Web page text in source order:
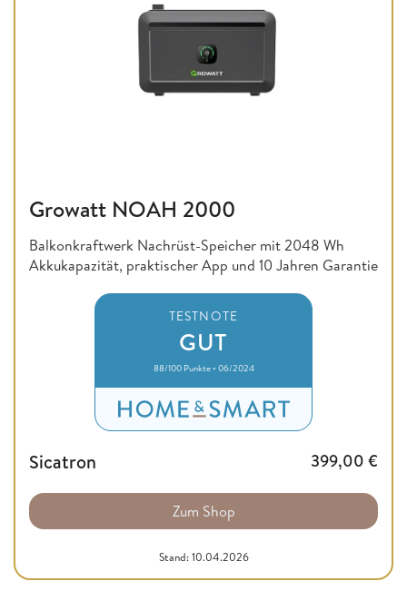
Growatt NOAH 2000
Balkonkraftwerk Nachrüst-Speicher mit 2048 Wh
Akkukapazität, praktischer App und 10 Jahren Garantie
TESTNOTE
GUT
88/100 Punkte • 06/2024
Sicatron 399,00 €
Zum Shop
Stand: 10.04.2026